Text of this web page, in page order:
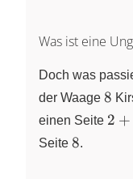
Was ist eine
Doch was
der Waage 8
8
einen Seite 2+5
2 +
Seite 8
8.